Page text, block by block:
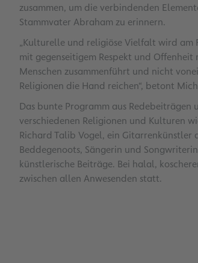
zusammen, um die verbindenden
Stammvater Abraham zu erinnern.
„Kulturelle und religiöse Vielfalt wird am
mit gegenseitigem Respekt und
Menschen zusammenführt und nicht
Religionen die Hand reichen“, betont
Das bunte Programm aus
verschiedenen Religionen und Kulturen
Richard Talib Vogel, ein Gitarrenkünstler
Beddegenoots, Sängerin und
künstlerische Beiträge. Bei halal,
zwischen allen Anwesenden statt.